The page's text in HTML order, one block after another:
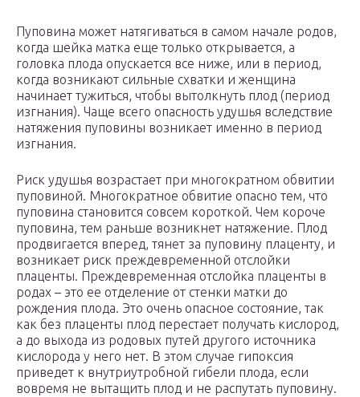
Пуповина может натягиваться в самом начале родов,
когда шейка матка еще только открывается, а
головка плода опускается все ниже, или в период,
когда возникают сильные схватки и женщина
начинает тужиться, чтобы вытолкнуть плод (период
изгнания). Чаще всего опасность удушья вследствие
натяжения пуповины возникает именно в период
изгнания.
Риск удушья возрастает при многократном обвитии
пуповиной. Многократное обвитие опасно тем, что
пуповина становится совсем короткой. Чем короче
пуповина, тем раньше возникнет натяжение. Плод
продвигается вперед, тянет за пуповину плаценту, и
возникает риск преждевременной отслойки
плаценты. Преждевременная отслойка плаценты в
родах – это ее отделение от стенки матки до
рождения плода. Это очень опасное состояние, так
как без плаценты плод перестает получать кислород,
а до выхода из родовых путей другого источника
кислорода у него нет. В этом случае гипоксия
приведет к внутриутробной гибели плода, если
вовремя не вытащить плод и не распутать пуповину.